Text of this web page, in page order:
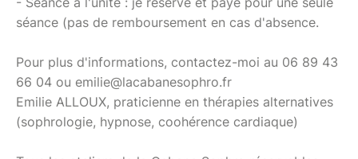
séance (pas de remboursement en cas d'absence.
Pour plus d'informations, contactez-moi au 06 89 43
66 04 ou emilie@lacabanesophro.fr
Emilie ALLOUX, praticienne en thérapies alternatives
(sophrologie, hypnose, coohérence cardiaque)